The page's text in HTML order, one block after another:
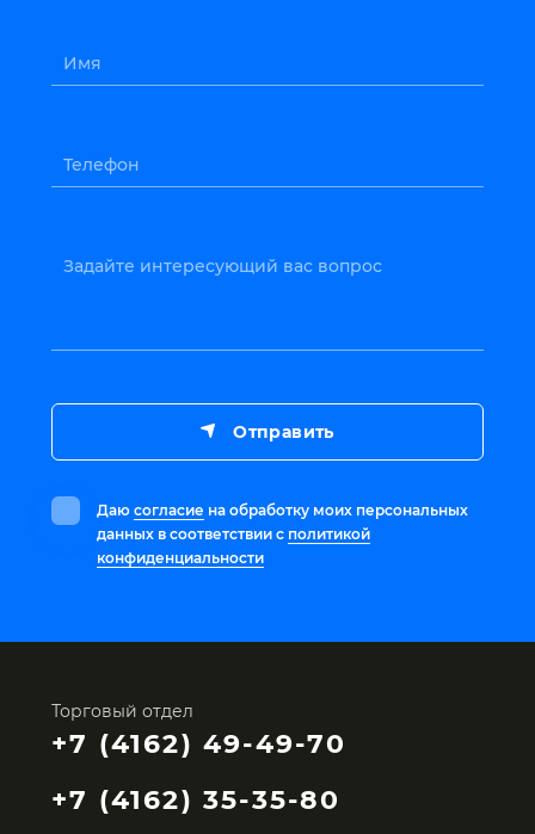
Имя
Телефон
Задайте интересующий вас вопрос
Даю согласие на обработку моих персональных
данных в соответствии с политикой
конфиденциальности
Отправить
Торговый отдел
+7 (4162) 49-49-70
+7 (4162) 35-35-80